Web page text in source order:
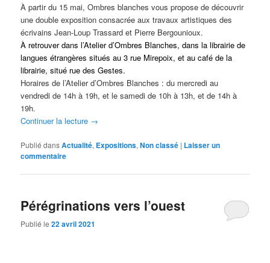
À partir du 15 mai, Ombres blanches vous propose de découvrir
une double exposition consacrée aux travaux artistiques des
écrivains Jean-Loup Trassard et Pierre Bergounioux.
À retrouver dans l’Atelier d’Ombres Blanches, dans la librairie de
langues étrangères situés au 3 rue Mirepoix, et au café de la
librairie, situé rue des Gestes.
Horaires de l’Atelier d’Ombres Blanches : du mercredi au
vendredi de 14h à 19h, et le samedi de 10h à 13h, et de 14h à
19h.
Continuer la lecture →
Publié dansActualité, Expositions,Non classé | Laisser un
commentaire
Pérégrinations vers l’ouest
Publié le22 avril 2021